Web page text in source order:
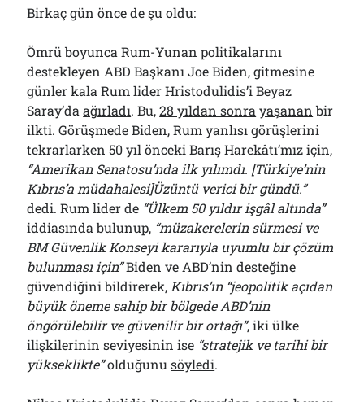
Birkaç gün önce de şu oldu:
Ömrü boyunca Rum-Yunan politikalarını
destekleyen ABD Başkanı Joe Biden, gitmesine
günler kala Rum lider Hristodulidis’i Beyaz
Saray’daağırladı. Bu,28 yıldan sonra yaşanan bir
ilkti. Görüşmede Biden, Rum yanlısı görüşlerini
tekrarlarken 50 yıl önceki Barış Harekâtı’mız için,
“Amerikan Senatosu’nda ilk yılımdı. [Türkiye’nin
Kıbrıs’a müdahalesi]Üzüntü verici bir gündü.”
dedi. Rum lider de “Ülkem 50 yıldır işgâl altında”
iddiasında bulunup, “müzakerelerin sürmesi ve
BM Güvenlik Konseyi kararıyla uyumlu bir çözüm
bulunması için”Biden ve ABD’nin desteğine
güvendiğini bildirerek, Kıbrıs’ın “jeopolitik açıdan
büyük öneme sahip bir bölgede ABD’nin
öngörülebilir ve güvenilir bir ortağı”, iki ülke
ilişkilerinin seviyesinin ise “stratejik ve tarihi bir
yükseklikte”olduğunusöyledi.